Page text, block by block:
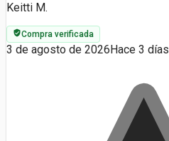
Keitti M.
Compra verificada
3 de agosto de 2026 Hace 3 días